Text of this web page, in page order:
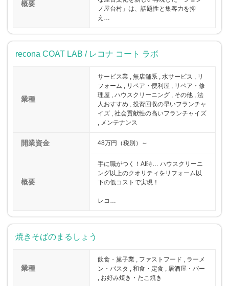
概要
ノ屋台村」は、話題性と集客力を抑
え…
recona COAT LAB / レコナ コート ラボ
業種
サービス業 , 無店舗系 , 水サービス , リ
フォーム , リペア・便利屋 , リペア・修
理屋 , ハウスクリーニング , その他 , 法
人おすすめ , 投資回収の早いフランチャ
イズ , 社会貢献性の高いフランチャイズ
, メンテナンス
開業資金 48万円（税別）～
概要
手に職がつく！AI時… ハウスクリーニ
ング以上のクオリティをリフォーム以
下の低コストで実現！
レコ…
焼きそばのまるしょう
業種
飲食・菓子業 , ファストフード , ラーメ
ン・パスタ , 和食・定食 , 居酒屋・バー
, お好み焼き・たこ焼き